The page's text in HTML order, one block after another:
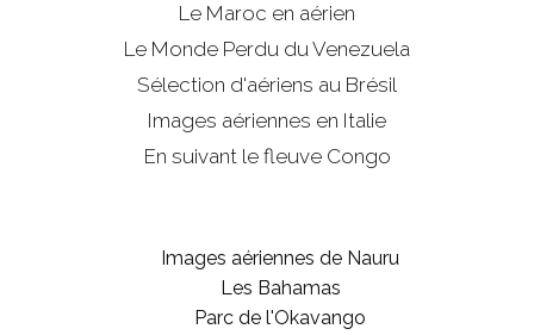
Le Maroc en aérien
Le Monde Perdu du Venezuela
Sélection d'aériens au Brésil
Images aériennes en Italie
En suivant le fleuve Congo
Images aériennes de Nauru
Les Bahamas
Parc de l'Okavango